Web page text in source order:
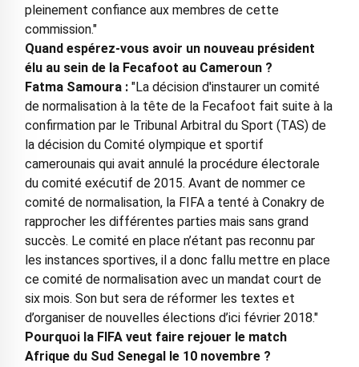
pleinement confiance aux membres de cette
commission."
Quand espérez-vous avoir un nouveau président
élu au sein de la Fecafoot au Cameroun ?
Fatma Samoura :"La décision d'instaurer un comité
de normalisation à la tête de la Fecafoot fait suite à la
confirmation par le Tribunal Arbitral du Sport (TAS) de
la décision du Comité olympique et sportif
camerounais qui avait annulé la procédure électorale
du comité exécutif de 2015. Avant de nommer ce
comité de normalisation, la FIFA a tenté à Conakry de
rapprocher les différentes parties mais sans grand
succès. Le comité en place n’étant pas reconnu par
les instances sportives, il a donc fallu mettre en place
ce comité de normalisation avec un mandat court de
six mois. Son but sera de réformer les textes et
d’organiser de nouvelles élections d’ici février 2018."
Pourquoi la FIFA veut faire rejouer le match
Afrique du Sud Senegal le 10 novembre ?